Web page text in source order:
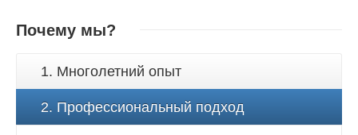
Почему мы?
1. Многолетний опыт
2. Профессиональный подход